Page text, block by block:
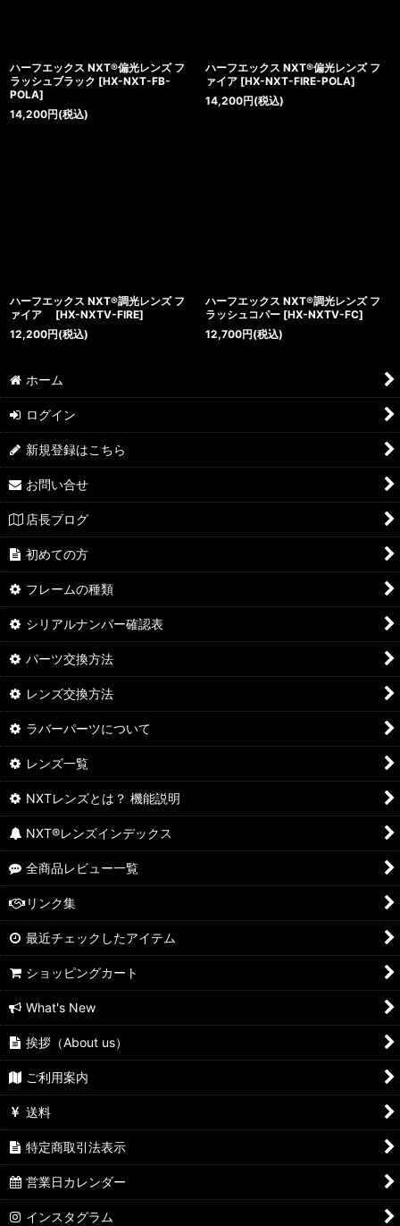
ハーフエックス NXT®偏光レンズ フ
ラッシュブラック [HX-NXT-FB-
POLA]
14,200円(税込)
ハーフエックス NXT®偏光レンズ フ
ァイア [HX-NXT-FIRE-POLA]
14,200円(税込)
ハーフエックス NXT®調光レンズ フ
ァイア
[HX-NXTV-FIRE]
12,200円(税込)
ハーフエックス NXT®調光レンズ フ
ラッシュコパー [HX-NXTV-FC]
12,700円(税込)
ホーム
ログイン
新規登録はこちら
お問い合せ
店長ブログ
初めての方
フレームの種類
シリアルナンバー確認表
パーツ交換方法
レンズ交換方法
ラバーパーツについて
レンズ一覧
NXTレンズとは？ 機能説明
NXT®レンズインデックス
全商品レビュー一覧
リンク集
最近チェックしたアイテム
ショッピングカート
What's New
挨拶（About us）
ご利用案内
送料
特定商取引法表示
営業日カレンダー
インスタグラム